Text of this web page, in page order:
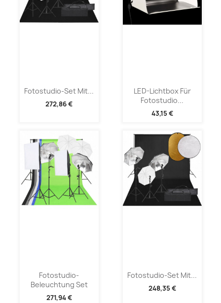
Fotostudio-Set Mit...
272,86 €
LED-Lichtbox Für
Fotostudio...
43,15 €
Fotostudio-
Beleuchtung Set
271,94 €
Fotostudio-Set Mit...
248,35 €